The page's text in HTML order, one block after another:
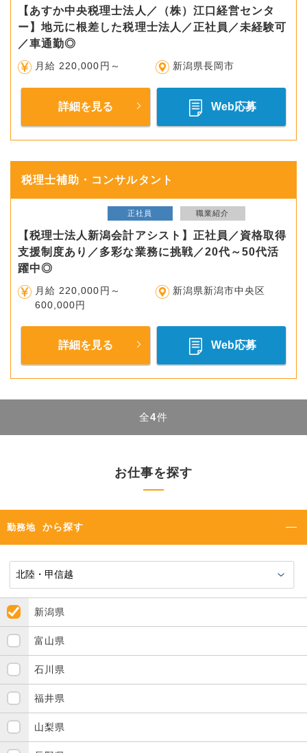
【あすか中央税理士法人／（株）江口経営センタ
ー】地元に根差した税理士法人／正社員／未経験可
／車通勤◎
月給 220,000円～ 新潟県長岡市
詳細を見る Web応募
税理士補助・コンサルタント
正社員 職業紹介
【税理士法人新潟会計アシスト】正社員／資格取得
支援制度あり／多彩な業務に挑戦／20代～50代活
躍中◎
月給 220,000円～
600,000円
新潟県新潟市中央区
詳細を見る Web応募
全4件
お仕事を探す
勤務地 から探す
新潟県
富山県
石川県
福井県
山梨県